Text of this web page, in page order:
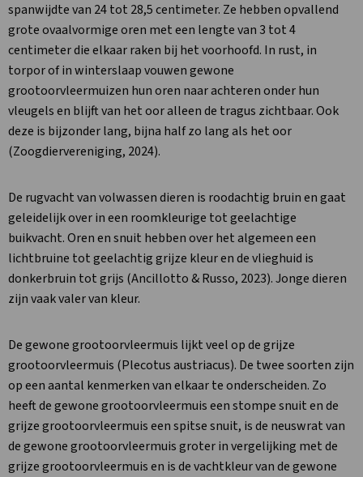
spanwijdte van 24 tot 28,5 centimeter. Ze hebben opvallend
grote ovaalvormige oren met een lengte van 3 tot 4
centimeter die elkaar raken bij het voorhoofd. In rust, in
torpor of in winterslaap vouwen gewone
grootoorvleermuizen hun oren naar achteren onder hun
vleugels en blijft van het oor alleen de tragus zichtbaar. Ook
deze is bijzonder lang, bijna half zo lang als het oor
(Zoogdiervereniging, 2024).
De rugvacht van volwassen dieren is roodachtig bruin en gaat
geleidelijk over in een roomkleurige tot geelachtige
buikvacht. Oren en snuit hebben over het algemeen een
lichtbruine tot geelachtig grijze kleur en de vlieghuid is
donkerbruin tot grijs (Ancillotto & Russo, 2023). Jonge dieren
zijn vaak valer van kleur.
De gewone grootoorvleermuis lijkt veel op de grijze
grootoorvleermuis (Plecotus austriacus). De twee soorten zijn
op een aantal kenmerken van elkaar te onderscheiden. Zo
heeft de gewone grootoorvleermuis een stompe snuit en de
grijze grootoorvleermuis een spitse snuit, is de neuswrat van
de gewone grootoorvleermuis groter in vergelijking met de
grijze grootoorvleermuis en is de vachtkleur van de gewone